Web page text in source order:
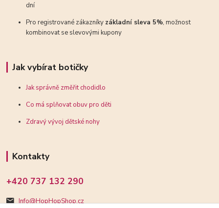
dní
Pro registrované zákazníky základní sleva 5%, možnost
kombinovat se slevovými kupony
Jak vybírat botičky
Jak správně změřit chodidlo
Co má splňovat obuv pro děti
Zdravý vývoj dětské nohy
Kontakty
+420 737 132 290
Info@HopHopShop.cz